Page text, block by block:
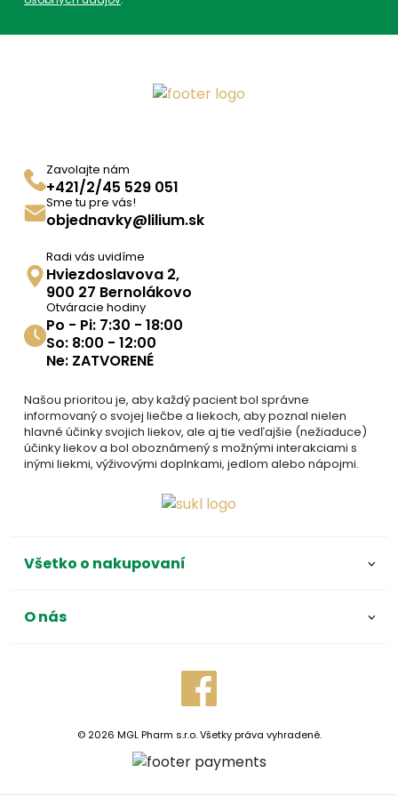
Parametre
ADC Klasifikácia:
HL, HLV, HLV03, HLV03A,
Zavolajte nám
+421/2/45 529 051
Sme tu pre vás!
objednavky@lilium.sk
Radi vás uvidíme
Hviezdoslavova 2,
900 27 Bernolákovo
Otváracie hodiny
Po - Pi: 7:30 - 18:00
So: 8:00 - 12:00
Ne: ZATVORENÉ
Našou prioritou je, aby každý pacient bol správne
informovaný o svojej liečbe a liekoch, aby poznal nielen
hlavné účinky svojich liekov, ale aj tie vedľajšie (nežiaduce)
účinky liekov a bol oboznámený s možnými interakciami s
inými liekmi, výživovými doplnkami, jedlom alebo nápojmi.
Všetko o nakupovaní
O nás
© 2026 MGL Pharm s.r.o. Všetky práva vyhradené.